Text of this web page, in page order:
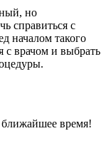
но
справиться с
началом такого
с врачом и выбрать
время!